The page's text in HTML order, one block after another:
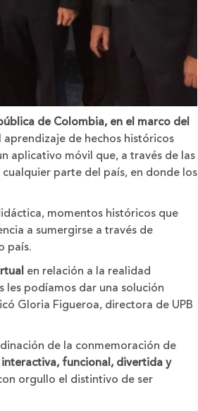
de Colombia, en el marco del
de hechos históricos
aplicativo móvil que, a través de las
parte del país, en donde los
momentos históricos que
a sumergirse a través de
país.
en relación a la realidad
les podíamos dar una solución
Gloria Figueroa, directora de UPB
de la conmemoración de
funcional, divertida y
orgullo el distintivo de ser